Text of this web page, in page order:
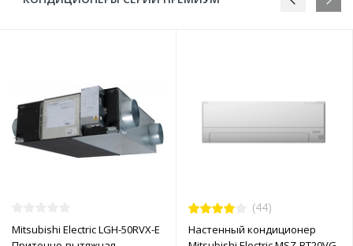
Mitsubishi Electric LGH-50RVX-E
(44)
Настенный кондиционер